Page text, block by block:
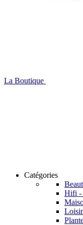
La Boutique
Catégories
Hifi -